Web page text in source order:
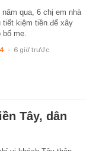
năm qua, 6 chị em nhà
tiết kiệm tiền để xây
bố mẹ.
- 6 giờ trước
Tây, dân